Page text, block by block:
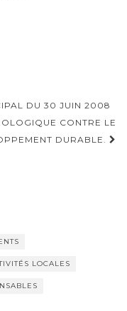
DU 30 JUIN 2008
CONTRE LE
DURABLE.
LOCALES